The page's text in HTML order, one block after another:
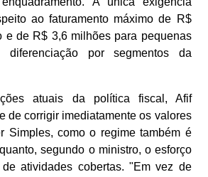
ao faturamento máximo de R$
e de R$ 3,6 milhões para pequenas
diferenciação por segmentos da
atuais da política fiscal, Afif
de corrigir imediatamente os valores
Simples, como o regime também é
segundo o ministro, o esforço
atividades cobertas. "Em vez de